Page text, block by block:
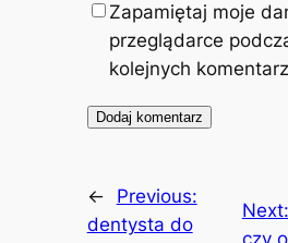
Zapamiętaj moje
przeglądarce
kolejnych
←
Previous:
dentysta do
Next: